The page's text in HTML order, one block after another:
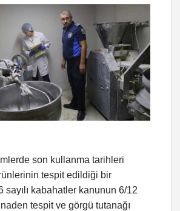
son kullanma tarihleri
tespit edildiği bir
sayılı kabahatler kanunun 6/12
tespit ve görgü tutanağı